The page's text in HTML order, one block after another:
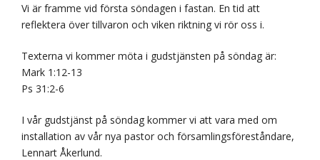
Vi är framme vid första söndagen i fastan. En tid att
reflektera över tillvaron och viken riktning vi rör oss i.
Texterna vi kommer möta i gudstjänsten på söndag är:
Mark 1:12-13
Ps 31:2-6
I vår gudstjänst på söndag kommer vi att vara med om
installation av vår nya pastor och församlingsföreståndare,
Lennart Åkerlund.